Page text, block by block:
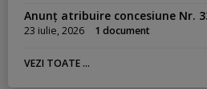
Anunț atribuire concesiune Nr.
23 iulie, 2026 1 document
VEZI TOATE ...